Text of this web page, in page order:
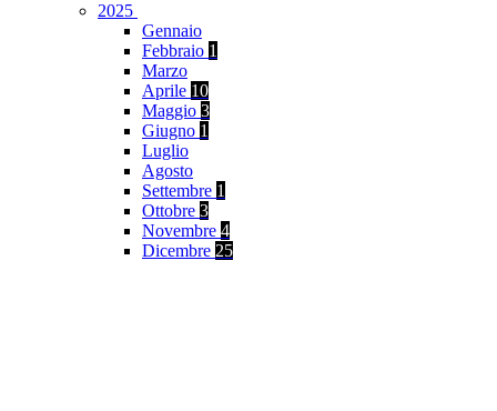
2025
Gennaio
Febbraio 1
Marzo
Aprile 10
Maggio 3
Giugno 1
Luglio
Agosto
Settembre 1
Ottobre 3
Novembre 4
Dicembre 25